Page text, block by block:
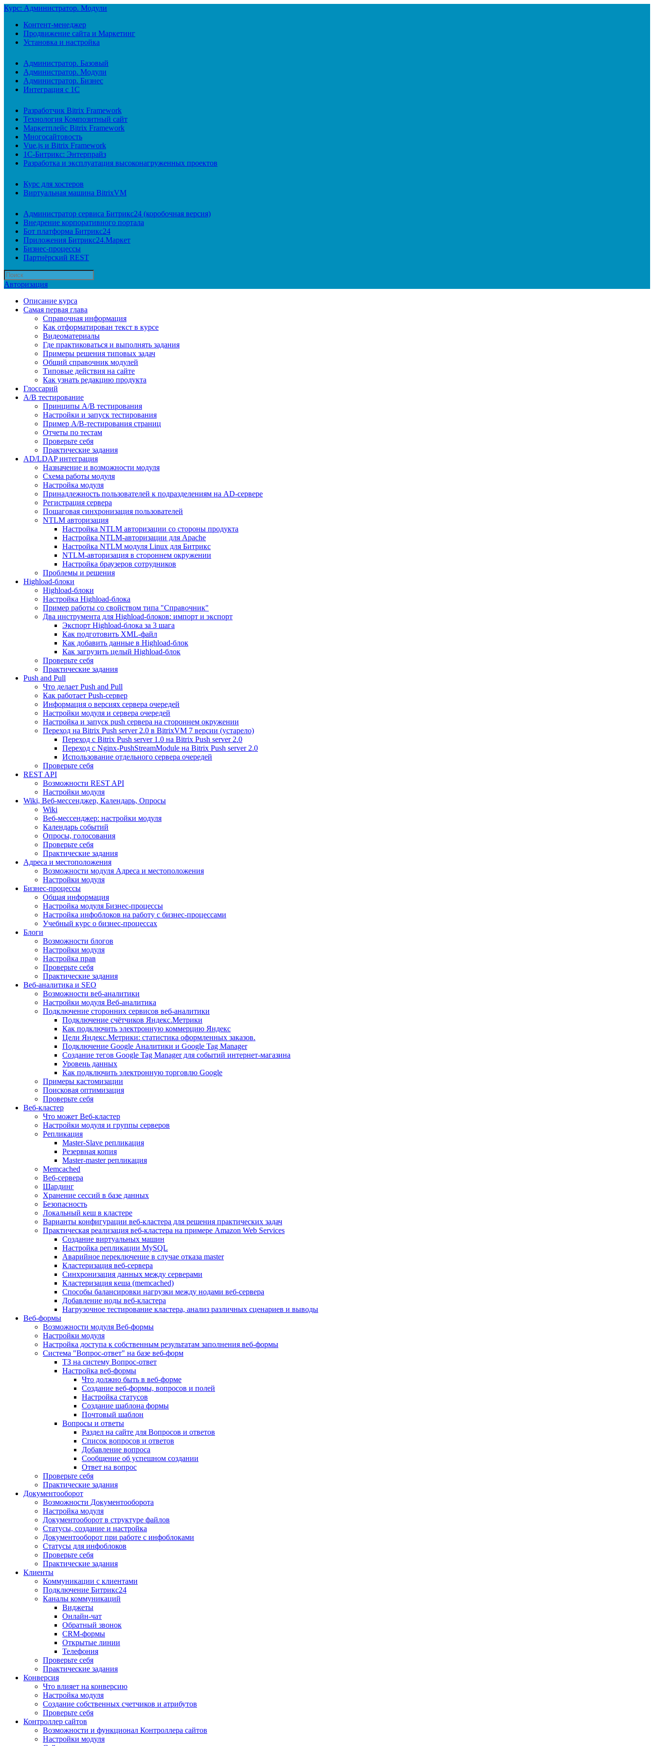
Курс: Администратор. Модули
Контент-менеджер
Продвижение сайта и Маркетинг
Установка и настройка
Администратор. Базовый
Администратор. Модули
Администратор. Бизнес
Интеграция с 1С
Разработчик Bitrix Framework
Технология Композитный сайт
Маркетплейс Bitrix Framework
Многосайтовость
Vue.js и Bitrix Framework
1С-Битрикс: Энтерпрайз
Разработка и эксплуатация высоконагруженных проектов
Курс для хостеров
Виртуальная машина BitrixVM
Администратор сервиса Битрикс24 (коробочная версия)
Внедрение корпоративного портала
Бот платформа Битрикс24
Приложения Битрикс24.Маркет
Бизнес-процессы
Партнёрский REST
Авторизация
Описание курса
Самая первая глава
Справочная информация
Как отформатирован текст в курсе
Видеоматериалы
Где практиковаться и выполнять задания
Примеры решения типовых задач
Общий справочник модулей
Типовые действия на сайте
Как узнать редакцию продукта
Глоссарий
A/B тестирование
Принципы A/B тестирования
Настройки и запуск тестирования
Пример A/B-тестирования страниц
Отчеты по тестам
Проверьте себя
Практические задания
AD/LDAP интеграция
Назначение и возможности модуля
Схема работы модуля
Настройка модуля
Принадлежность пользователей к подразделениям на AD-сервере
Регистрация сервера
Пошаговая синхронизация пользователей
NTLM авторизация
Настройка NTLM авторизации со стороны продукта
Настройка NTLM-авторизации для Apache
Настройка NTLM модуля Linux для Битрикс
NTLM-авторизация в стороннем окружении
Настройка браузеров сотрудников
Проблемы и решения
Highload-блоки
Highload-блоки
Настройка Highload-блока
Пример работы со свойством типа "Справочник"
Два инструмента для Highload-блоков: импорт и экспорт
Экспорт Highload-блока за 3 шага
Как подготовить XML-файл
Как добавить данные в Highload-блок
Как загрузить целый Highload-блок
Проверьте себя
Практические задания
Push and Pull
Что делает Push and Pull
Как работает Push-сервер
Информация о версиях сервера очередей
Настройки модуля и сервера очередей
Настройка и запуск push сервера на стороннем окружении
Переход на Bitrix Push server 2.0 в BitrixVM 7 версии (устарело)
Переход с Bitrix Push server 1.0 на Bitrix Push server 2.0
Переход с Nginx-PushStreamModule на Bitrix Push server 2.0
Использование отдельного сервера очередей
Проверьте себя
REST API
Возможности REST API
Настройки модуля
Wiki, Веб-мессенджер, Календарь, Опросы
Wiki
Веб-мессенджер: настройки модуля
Календарь событий
Опросы, голосования
Проверьте себя
Практические задания
Адреса и местоположения
Возможности модуля Адреса и местоположения
Настройки модуля
Бизнес-процессы
Общая информация
Настройка модуля Бизнес-процессы
Настройка инфоблоков на работу с бизнес-процессами
Учебный курс о бизнес-процессах
Блоги
Возможности блогов
Настройки модуля
Настройка прав
Проверьте себя
Практические задания
Веб-аналитика и SEO
Возможности веб-аналитики
Настройки модуля Веб-аналитика
Подключение сторонних сервисов веб-аналитики
Подключение счётчиков Яндекс.Метрики
Как подключить электронную коммерцию Яндекс
Цели Яндекс.Метрики: статистика оформленных заказов.
Подключение Google Аналитики и Google Tag Manager
Создание тегов Google Tag Manager для событий интернет-магазина
Уровень данных
Как подключить электронную торговлю Google
Примеры кастомизации
Поисковая оптимизация
Проверьте себя
Веб-кластер
Что может Веб-кластер
Настройки модуля и группы серверов
Репликация
Master-Slave репликация
Резервная копия
Master-master репликация
Memcached
Веб-сервера
Шардинг
Хранение сессий в базе данных
Безопасность
Локальный кеш в кластере
Варианты конфигурации веб-кластера для решения практических задач
Практическая реализация веб-кластера на примере Amazon Web Services
Создание виртуальных машин
Настройка репликации MySQL
Аварийное переключение в случае отказа master
Кластеризация веб-сервера
Синхронизация данных между серверами
Кластеризация кеша (memcached)
Способы балансировки нагрузки между нодами веб-сервера
Добавление ноды веб-кластера
Нагрузочное тестирование кластера, анализ различных сценариев и выводы
Веб-формы
Возможности модуля Веб-формы
Настройки модуля
Настройка доступа к собственным результатам заполнения веб-формы
Система "Вопрос-ответ" на базе веб-форм
ТЗ на систему Вопрос-ответ
Настройка веб-формы
Что должно быть в веб-форме
Создание веб-формы, вопросов и полей
Настройка статусов
Создание шаблона формы
Почтовый шаблон
Вопросы и ответы
Раздел на сайте для Вопросов и ответов
Список вопросов и ответов
Добавление вопроса
Сообщение об успешном создании
Ответ на вопрос
Проверьте себя
Практические задания
Документооборот
Возможности Документооборота
Настройка модуля
Документооборот в структуре файлов
Статусы, создание и настройка
Документооборот при работе с инфоблоками
Статусы для инфоблоков
Проверьте себя
Практические задания
Клиенты
Коммуникации с клиентами
Подключение Битрикс24
Каналы коммуникаций
Виджеты
Онлайн-чат
Обратный звонок
CRM-формы
Открытые линии
Телефония
Проверьте себя
Практические задания
Конверсия
Что влияет на конверсию
Настройка модуля
Создание собственных счетчиков и атрибутов
Проверьте себя
Контроллер сайтов
Возможности и функционал Контроллера сайтов
Настройки модуля